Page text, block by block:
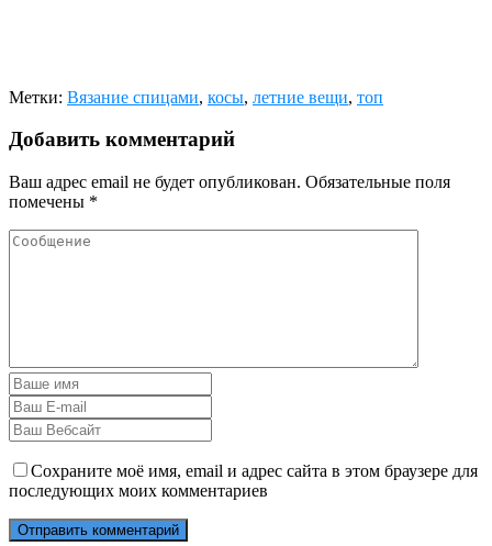
Метки: Вязание спицами, косы, летние вещи, топ
Добавить комментарий
Ваш адрес email не будет опубликован. Обязательные поля
помечены *
Сохраните моё имя, email и адрес сайта в этом браузере для
последующих моих комментариев